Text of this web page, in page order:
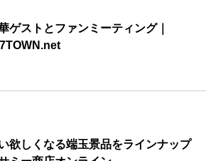
ゲストとファンミーティング｜
欲しくなる端玉景品をラインナップ